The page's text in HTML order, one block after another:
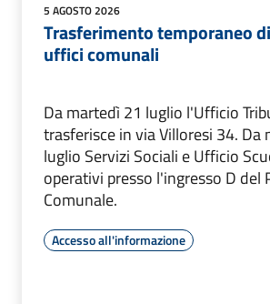
5 AGOSTO 2026
Trasferimento temporaneo
uffici comunali
Da martedì 21 luglio l'Ufficio
trasferisce in via Villoresi 34. Da
luglio Servizi Sociali e Ufficio
operativi presso l'ingresso D del
Comunale.
Accesso all'informazione